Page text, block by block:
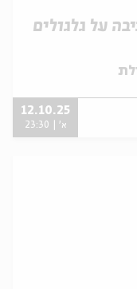
על גלגולים
12.10.25
א' | 23:30